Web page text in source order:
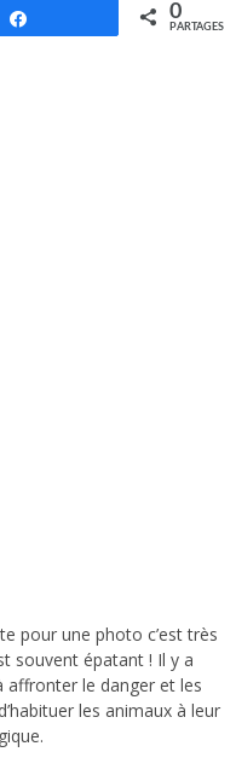
0
PARTAGES
pour une photo c’est très
souvent épatant ! Il y a
affronter le danger et les
les animaux à leur